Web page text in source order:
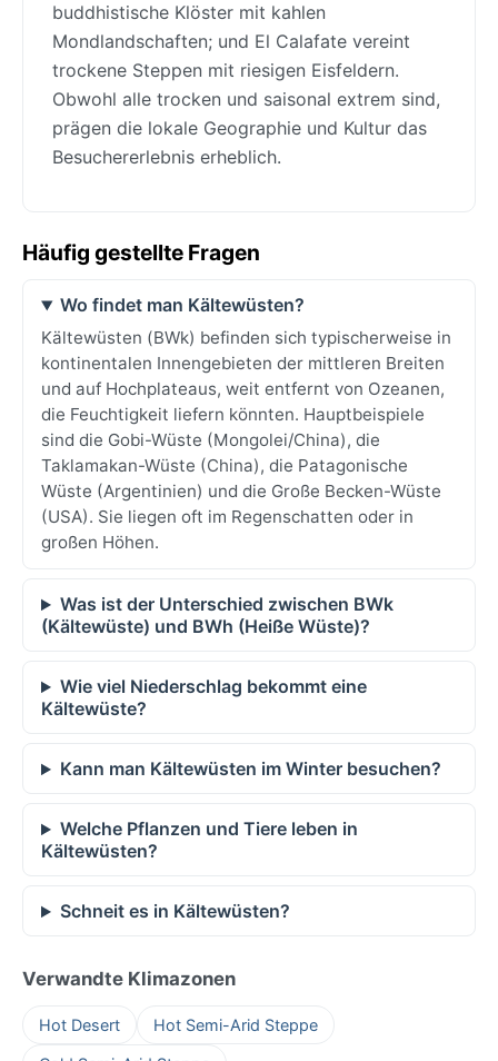
buddhistische Klöster mit kahlen
Mondlandschaften; und El Calafate vereint
trockene Steppen mit riesigen Eisfeldern.
Obwohl alle trocken und saisonal extrem sind,
prägen die lokale Geographie und Kultur das
Besuchererlebnis erheblich.
Häufig gestellte Fragen
Wo findet man Kältewüsten?
Kältewüsten (BWk) befinden sich typischerweise in
kontinentalen Innengebieten der mittleren Breiten
und auf Hochplateaus, weit entfernt von Ozeanen,
die Feuchtigkeit liefern könnten. Hauptbeispiele
sind die Gobi-Wüste (Mongolei/China), die
Taklamakan-Wüste (China), die Patagonische
Wüste (Argentinien) und die Große Becken-Wüste
(USA). Sie liegen oft im Regenschatten oder in
großen Höhen.
Was ist der Unterschied zwischen BWk
(Kältewüste) und BWh (Heiße Wüste)?
Wie viel Niederschlag bekommt eine
Kältewüste?
Kann man Kältewüsten im Winter besuchen?
Welche Pflanzen und Tiere leben in
Kältewüsten?
Schneit es in Kältewüsten?
Verwandte Klimazonen
Hot Desert Hot Semi-Arid Steppe